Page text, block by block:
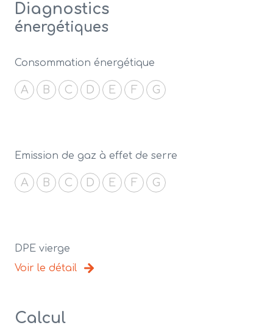
Diagnostics
énergétiques
Consommation énergétique
A B C D E F G
Emission de gaz à effet de serre
A B C D E F G
DPE vierge
Voir le détail
Calcul